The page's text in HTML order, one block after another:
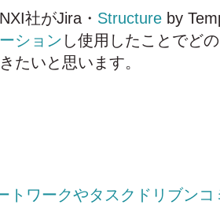
社がJira・ Structure by
ション し使用したことでど
たいと思います。
トワークやタスクドリブンコ